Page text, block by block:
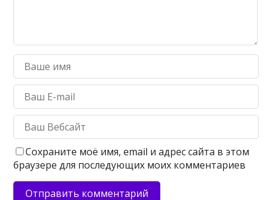
Сохраните моё имя, email и адрес сайта в этом
браузере для последующих моих комментариев